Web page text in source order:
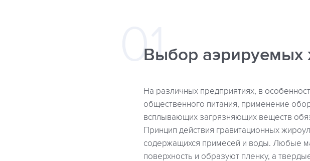
Выбор аэрируемых
На различных предприятиях, в
общественного питания, применение
всплывающих загрязняющих веществ
Принцип действия гравитационных
содержащихся примесей и воды. Любые
поверхность и образуют пленку, а